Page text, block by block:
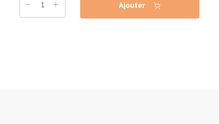
Ajouter